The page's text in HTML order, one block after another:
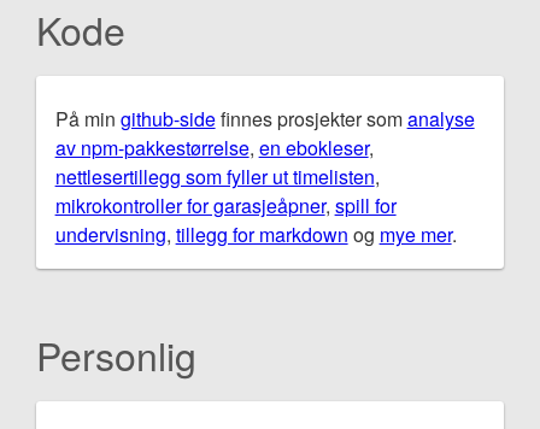
Kode
På min github-sidefinnes prosjekter somanalyse
av npm-pakkestørrelse, en ebokleser,
nettlesertillegg som fyller ut timelisten,
mikrokontroller for garasjeåpner, spill for
undervisning, tillegg for markdown og mye mer.
Personlig